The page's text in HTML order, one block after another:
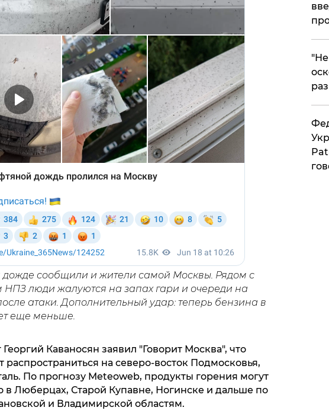
сообщили и жители самой Москвы. Рядом с
НПЗ люди жалуются на запах гари и очереди на
атаки. Дополнительный удар: теперь бензина в
еще меньше.
Каваносян заявил "Говорит Москва", что
распространиться на северо-восток Подмосковья,
По прогнозу Meteoweb, продукты горения могут
в Люберцах, Старой Купавне, Ногинске и дальше по
и Владимирской областям.